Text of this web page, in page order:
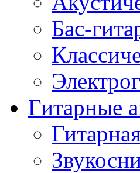
Бас-
Гитарные